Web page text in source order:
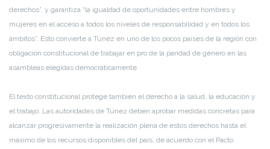
derechos”, y garantiza “la igualdad de oportunidades entre hombres y
mujeres en el acceso a todos los niveles de responsabilidad y en todos los
ámbitos”. Esto convierte a Túnez en uno de los pocos países de la región con
obligación constitucional de trabajar en pro de la paridad de género en las
asambleas elegidas democráticamente.
El texto constitucional protege también el derecho a la salud, la educación y
el trabajo. Las autoridades de Túnez deben aprobar medidas concretas para
alcanzar progresivamente la realización plena de estos derechos hasta el
máximo de los recursos disponibles del país, de acuerdo con el Pacto